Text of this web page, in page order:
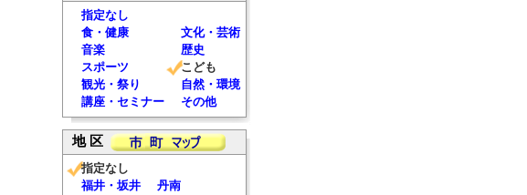
指定なし
食・健康
文化・芸術
音楽
歴史
スポーツ
こども
観光・祭り
自然・環境
講座・セミナー
その他
地 区
指定なし
福井・坂井
丹南